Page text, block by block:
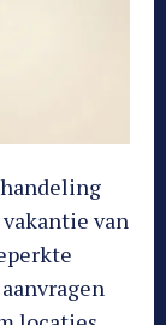
van